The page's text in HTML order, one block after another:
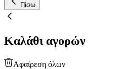
Πίσω
Καλάθι αγορών
Αφαίρεση όλων